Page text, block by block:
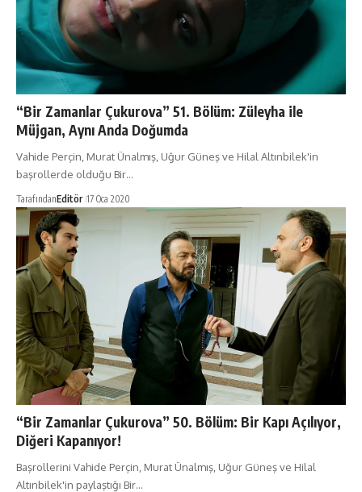
“Bir Zamanlar Çukurova” 51. Bölüm: Züleyha ile
Müjgan, Aynı Anda Doğumda
Vahide Perçin, Murat Ünalmış, Uğur Güneş ve Hilal Altınbilek'in
başrollerde olduğu Bir…
TarafındanEditör 17 Oca 2020
“Bir Zamanlar Çukurova” 50. Bölüm: Bir Kapı Açılıyor,
Diğeri Kapanıyor!
Başrollerini Vahide Perçin, Murat Ünalmış, Uğur Güneş ve Hilal
Altınbilek'in paylaştığı Bir…